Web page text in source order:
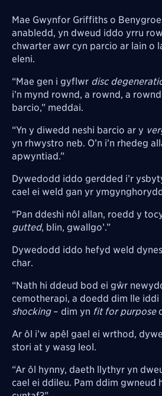
Mae Gwynfor Griffiths o
anabledd, yn dweud iddo yrru
chwarter awr cyn parcio ar lain o
eleni.
“Mae gen i gyflwr disc
i’n mynd rownd, a rownd, a
barcio,” meddai.
“Yn y diwedd neshi barcio ar y
yn rhwystro neb. O’n i’n rhedeg
apwyntiad.”
Dywedodd iddo gerdded i’r
cael ei weld gan yr
“Pan ddeshi nôl allan, roedd y
gutted, blin, gwallgo’.”
Dywedodd iddo hefyd weld
char.
“Nath hi ddeud bod ei gŵr
cemotherapi, a doedd dim lle iddi
shocking– dim yn fit for purpose
Ar ôl i’w apêl gael ei wrthod,
stori at y wasg leol.
“Ar ôl hynny, daeth llythyr yn
cael ei ddileu. Pam ddim gwneud